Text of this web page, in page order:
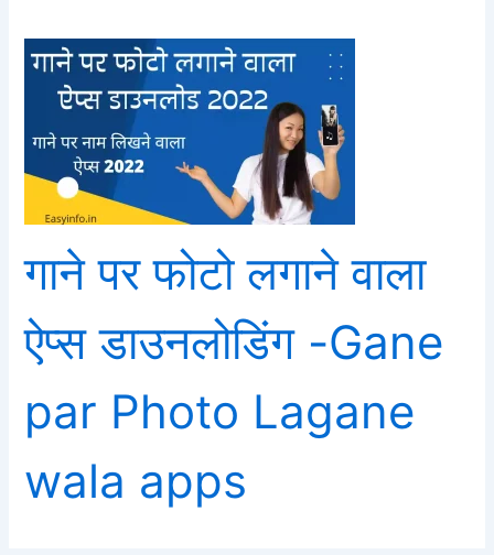
गाने पर फोटो लगाने वाला
ऐप्स डाउनलोडिंग -Gane
par Photo Lagane
wala apps